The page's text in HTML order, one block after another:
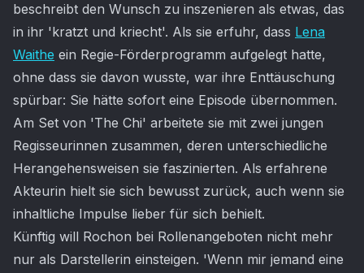
beschreibt den Wunsch zu inszenieren als etwas, das
in ihr 'kratzt und kriecht'. Als sie erfuhr, dass Lena
Waithe ein Regie-Förderprogramm aufgelegt hatte,
ohne dass sie davon wusste, war ihre Enttäuschung
spürbar: Sie hätte sofort eine Episode übernommen.
Am Set von 'The Chi' arbeitete sie mit zwei jungen
Regisseurinnen zusammen, deren unterschiedliche
Herangehensweisen sie faszinierten. Als erfahrene
Akteurin hielt sie sich bewusst zurück, auch wenn sie
inhaltliche Impulse lieber für sich behielt.
Künftig will Rochon bei Rollenangeboten nicht mehr
nur als Darstellerin einsteigen. 'Wenn mir jemand eine